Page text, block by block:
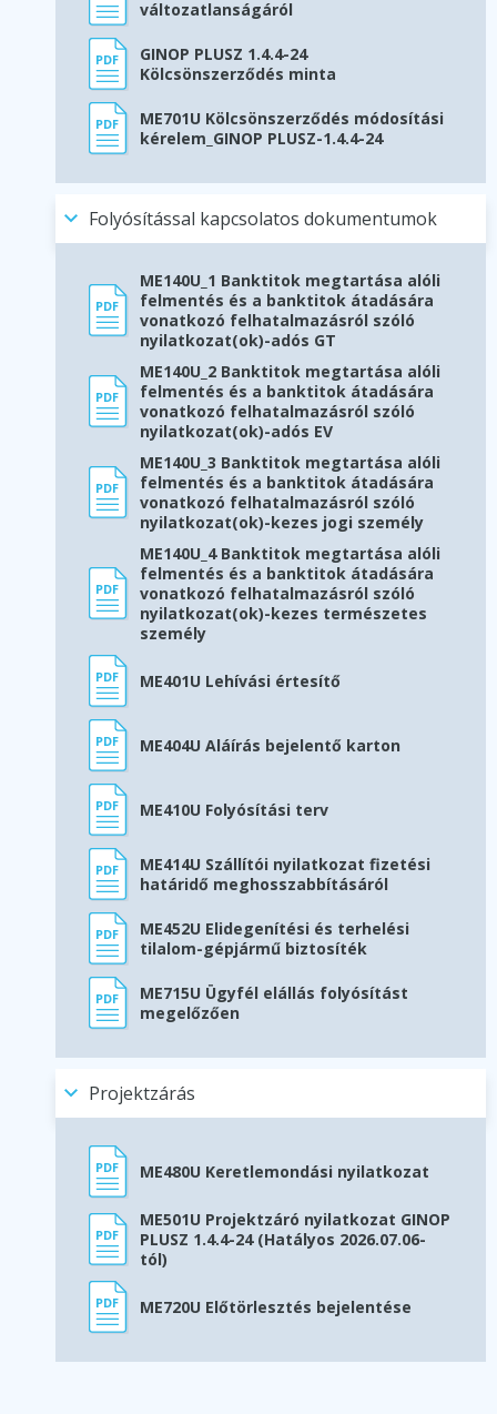
változatlanságáról
GINOP PLUSZ 1.4.4-24
Kölcsönszerződés minta
ME701U Kölcsönszerződés módosítási
kérelem_GINOP PLUSZ-1.4.4-24
Folyósítással kapcsolatos dokumentumok
ME140U_1 Banktitok megtartása alóli
felmentés és a banktitok átadására
vonatkozó felhatalmazásról szóló
nyilatkozat(ok)-adós GT
ME140U_2 Banktitok megtartása alóli
felmentés és a banktitok átadására
vonatkozó felhatalmazásról szóló
nyilatkozat(ok)-adós EV
ME140U_3 Banktitok megtartása alóli
felmentés és a banktitok átadására
vonatkozó felhatalmazásról szóló
nyilatkozat(ok)-kezes jogi személy
ME140U_4 Banktitok megtartása alóli
felmentés és a banktitok átadására
vonatkozó felhatalmazásról szóló
nyilatkozat(ok)-kezes természetes
személy
ME401U Lehívási értesítő
ME404U Aláírás bejelentő karton
ME410U Folyósítási terv
ME414U Szállítói nyilatkozat fizetési
határidő meghosszabbításáról
ME452U Elidegenítési és terhelési
tilalom-gépjármű biztosíték
ME715U Ügyfél elállás folyósítást
megelőzően
Projektzárás
ME480U Keretlemondási nyilatkozat
ME501U Projektzáró nyilatkozat GINOP
PLUSZ 1.4.4-24 (Hatályos 2026.07.06-
tól)
ME720U Előtörlesztés bejelentése